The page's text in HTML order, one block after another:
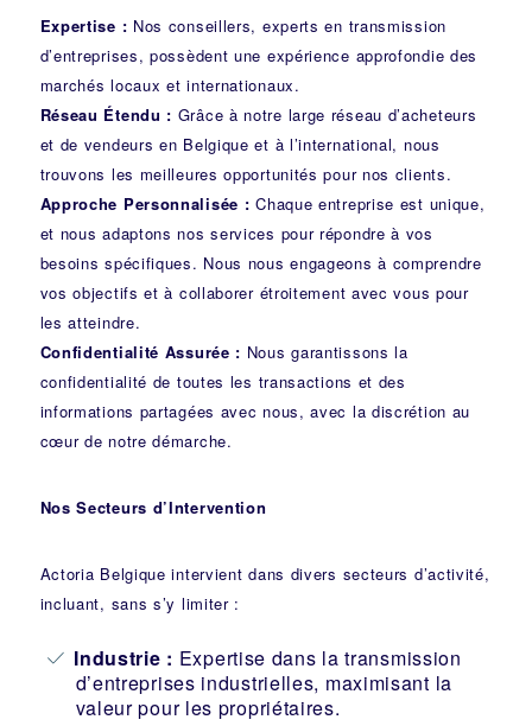
Expertise : Nos conseillers, experts en transmission
d’entreprises, possèdent une expérience approfondie des
marchés locaux et internationaux.
Réseau Étendu : Grâce à notre large réseau d’acheteurs
et de vendeurs en Belgique et à l’international, nous
trouvons les meilleures opportunités pour nos clients.
Approche Personnalisée : Chaque entreprise est unique,
et nous adaptons nos services pour répondre à vos
besoins spécifiques. Nous nous engageons à comprendre
vos objectifs et à collaborer étroitement avec vous pour
les atteindre.
Confidentialité Assurée : Nous garantissons la
confidentialité de toutes les transactions et des
informations partagées avec nous, avec la discrétion au
cœur de notre démarche.
Nos Secteurs d’Intervention
Actoria Belgique intervient dans divers secteurs d’activité,
incluant, sans s’y limiter :
Industrie : Expertise dans la transmission
d’entreprises industrielles, maximisant la
valeur pour les propriétaires.